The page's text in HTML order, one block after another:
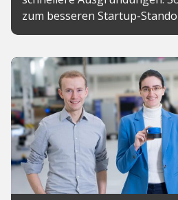
zum besseren Startup-